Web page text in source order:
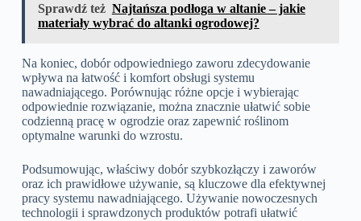
Sprawdź też Najtańsza podłoga w altanie – jakie
materiały wybrać do altanki ogrodowej?
Na koniec, dobór odpowiedniego zaworu zdecydowanie
wpływa na łatwość i komfort obsługi systemu
nawadniającego. Porównując różne opcje i wybierając
odpowiednie rozwiązanie, można znacznie ułatwić sobie
codzienną pracę w ogrodzie oraz zapewnić roślinom
optymalne warunki do wzrostu.
Podsumowując, właściwy dobór szybkozłączy i zaworów
oraz ich prawidłowe używanie, są kluczowe dla efektywnej
pracy systemu nawadniającego. Używanie nowoczesnych
technologii i sprawdzonych produktów potrafi ułatwić